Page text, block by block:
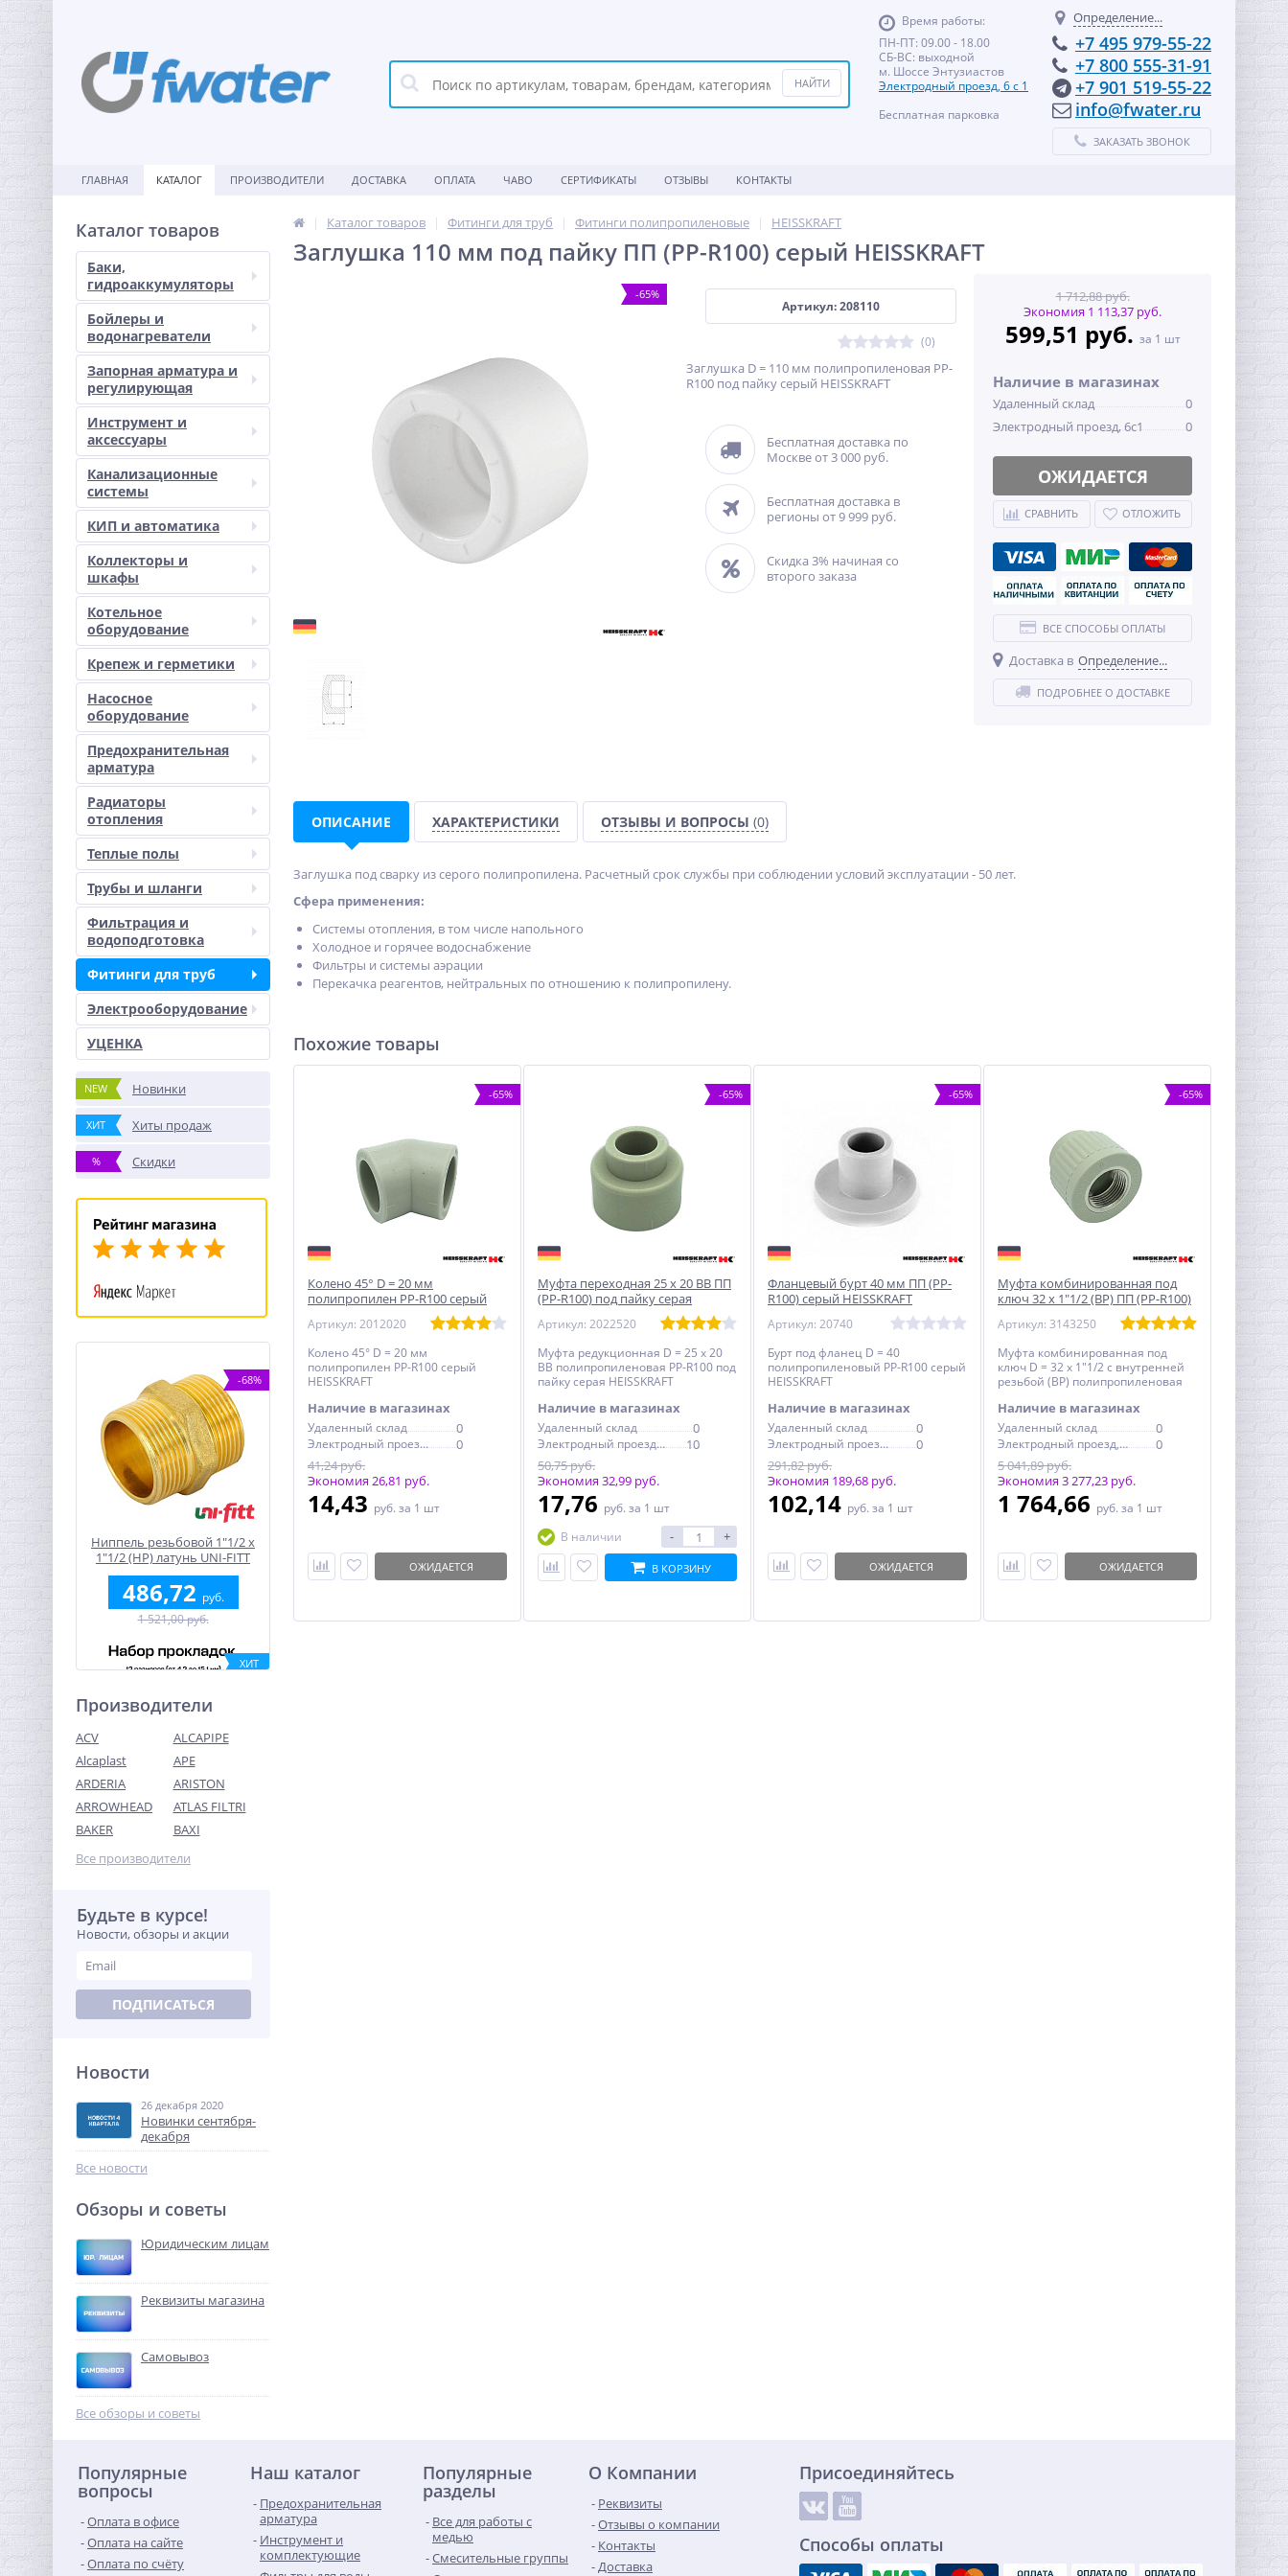
Время работы:
ПН-ПТ: 09.00 - 18.00
СБ-ВС: выходной
м. Шоссе Энтузиастов
Электродный проезд, 6 с 1
Бесплатная парковка
Определение...
+7 495 979-55-22
+7 800 555-31-91
+7 901 519-55-22
info@fwater.ru
ЗАКАЗАТЬ ЗВОНОК
ГЛАВНАЯ КАТАЛОГ ПРОИЗВОДИТЕЛИ ДОСТАВКА ОПЛАТА ЧАВО СЕРТИФИКАТЫ ОТЗЫВЫ КОНТАКТЫ
Каталог товаров
Баки,
гидроаккумуляторы
Бойлеры и
водонагреватели
Запорная арматура и
регулирующая
Инструмент и
аксессуары
Канализационные
системы
КИП и автоматика
Коллекторы и
шкафы
Котельное
оборудование
Крепеж и герметики
Насосное
оборудование
Предохранительная
арматура
Радиаторы
отопления
Теплые полы
Трубы и шланги
Фильтрация и
водоподготовка
Фитинги для труб
Электрооборудование
УЦЕНКА
NEW Новинки
ХИТ Хиты продаж
% Скидки
-68%
Ниппель резьбовой 1"1/2 x
1"1/2 (НР) латунь UNI-FITT
486,72 руб.
1 521,00 руб.
ХИТ
Набор сантехнических
прокладок (410 штук) 12
размеров O-ring /
499,00
Тройник резьбовой (ВР)
1"1/2 латунь UNI-FITT
1 234,56
Ниппель редукция 1"1/4 x
1" (НР) никель UNI-FITT
1 210,00 руб.
-68%
Производители
ACV
ALCAPIPE
Alcaplast
APE
ARDERIA
ARISTON
ARROWHEAD
ATLAS FILTRI
BAKER
BAXI
Все производители
Будьте в курсе!
Новости, обзоры и акции
ПОДПИСАТЬСЯ
Новости
26 декабря 2020
Новинки сентября-
декабря
Все новости
Обзоры и советы
Юридическим лицам
Реквизиты магазина
Самовывоз
Все обзоры и советы
Каталог товаров Фитинги для труб Фитинги полипропиленовые HEISSKRAFT
Заглушка 110 мм под пайку ПП (PP-R100) серый HEISSKRAFT
-65%
Артикул: 208110
(0)
Заглушка D = 110 мм полипропиленовая PP-
R100 под пайку серый HEISSKRAFT
Бесплатная доставка по
Москве от 3 000 руб.
Бесплатная доставка в
регионы от 9 999 руб.
Скидка 3% начиная со
второго заказа
1 712,88 руб.
Экономия 1 113,37 руб.
599,51 руб. за 1 шт
Наличие в магазинах
Удаленный склад
0
Электродный проезд, 6с1
0
ОЖИДАЕТСЯ
СРАВНИТЬ ОТЛОЖИТЬ
ВСЕ СПОСОБЫ ОПЛАТЫ
Доставка в Определение...
ПОДРОБНЕЕ О ДОСТАВКЕ
ОПИСАНИЕ ХАРАКТЕРИСТИКИ ОТЗЫВЫ И ВОПРОСЫ (0)
Заглушка под сварку из серого полипропилена. Расчетный срок службы при соблюдении условий эксплуатации - 50 лет.
Сфера применения:
Системы отопления, в том числе напольного
Холодное и горячее водоснабжение
Фильтры и системы аэрации
Перекачка реагентов, нейтральных по отношению к полипропилену.
Похожие товары
-65%
Колено 45° D = 20 мм
полипропилен PP-R100 серый
Артикул: 2012020
Колено 45° D = 20 мм
полипропилен PP-R100 серый
HEISSKRAFT
Наличие в магазинах
Удаленный склад 0
Электродный проезд, 6с1
0
41,24 руб.
Экономия 26,81 руб.
14,43 руб. за 1 шт
ОЖИДАЕТСЯ
-65%
Муфта переходная 25 х 20 ВВ ПП
(PP-R100) под пайку серая
Артикул: 2022520
Муфта редукционная D = 25 х 20
ВВ полипропиленовая PP-R100 под
пайку серая HEISSKRAFT
Наличие в магазинах
Удаленный склад 0
Электродный проезд, 6с1
10
50,75 руб.
Экономия 32,99 руб.
17,76 руб. за 1 шт
В наличии
- +
В КОРЗИНУ
-65%
Фланцевый бурт 40 мм ПП (PP-
R100) серый HEISSKRAFT
Артикул: 20740
Бурт под фланец D = 40
полипропиленовый PP-R100 серый
HEISSKRAFT
Наличие в магазинах
Удаленный склад 0
Электродный проезд, 6с1
0
291,82 руб.
Экономия 189,68 руб.
102,14 руб. за 1 шт
ОЖИДАЕТСЯ
-65%
Муфта комбинированная под
ключ 32 х 1"1/2 (ВР) ПП (PP-R100)
Артикул: 3143250
Муфта комбинированная под
ключ D = 32 х 1"1/2 с внутренней
резьбой (ВР) полипропиленовая
Наличие в магазинах
Удаленный склад 0
Электродный проезд, 6с1
0
5 041,89 руб.
Экономия 3 277,23 руб.
1 764,66 руб. за 1 шт
ОЖИДАЕТСЯ
Популярные
вопросы
Оплата в офисе
Оплата на сайте
Оплата по счёту
Наш каталог
Предохранительная
арматура
Инструмент и
комплектующие
Популярные
разделы
Все для работы с
медью
Смесительные группы
О Компании
Реквизиты
Отзывы о компании
Контакты
Доставка
Присоединяйтесь
Способы оплаты